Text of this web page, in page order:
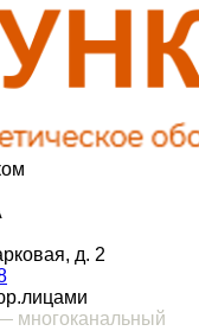
д. 2
многоканальный